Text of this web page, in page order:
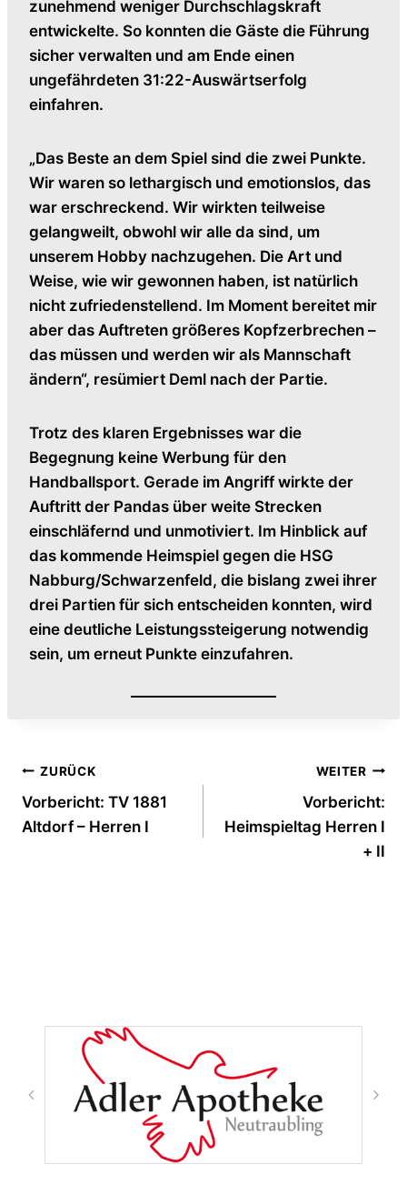
zunehmend weniger Durchschlagskraft
entwickelte. So konnten die Gäste die Führung
sicher verwalten und am Ende einen
ungefährdeten 31:22-Auswärtserfolg
einfahren.
„Das Beste an dem Spiel sind die zwei Punkte.
Wir waren so lethargisch und emotionslos, das
war erschreckend. Wir wirkten teilweise
gelangweilt, obwohl wir alle da sind, um
unserem Hobby nachzugehen. Die Art und
Weise, wie wir gewonnen haben, ist natürlich
nicht zufriedenstellend. Im Moment bereitet mir
aber das Auftreten größeres Kopfzerbrechen –
das müssen und werden wir als Mannschaft
ändern“, resümiert Deml nach der Partie.
Trotz des klaren Ergebnisses war die
Begegnung keine Werbung für den
Handballsport. Gerade im Angriff wirkte der
Auftritt der Pandas über weite Strecken
einschläfernd und unmotiviert. Im Hinblick auf
das kommende Heimspiel gegen die HSG
Nabburg/Schwarzenfeld, die bislang zwei ihrer
drei Partien für sich entscheiden konnten, wird
eine deutliche Leistungssteigerung notwendig
sein, um erneut Punkte einzufahren.
Beitragsnavigation
ZURÜCK
Vorbericht: TV 1881
Altdorf – Herren I
WEITER
Vorbericht:
Heimspieltag Herren I
+ II